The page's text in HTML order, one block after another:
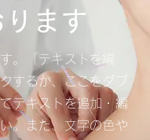
ります
。「テキストを編
するか、ここをダブ
テキストを追加・編
。また、文字の色や